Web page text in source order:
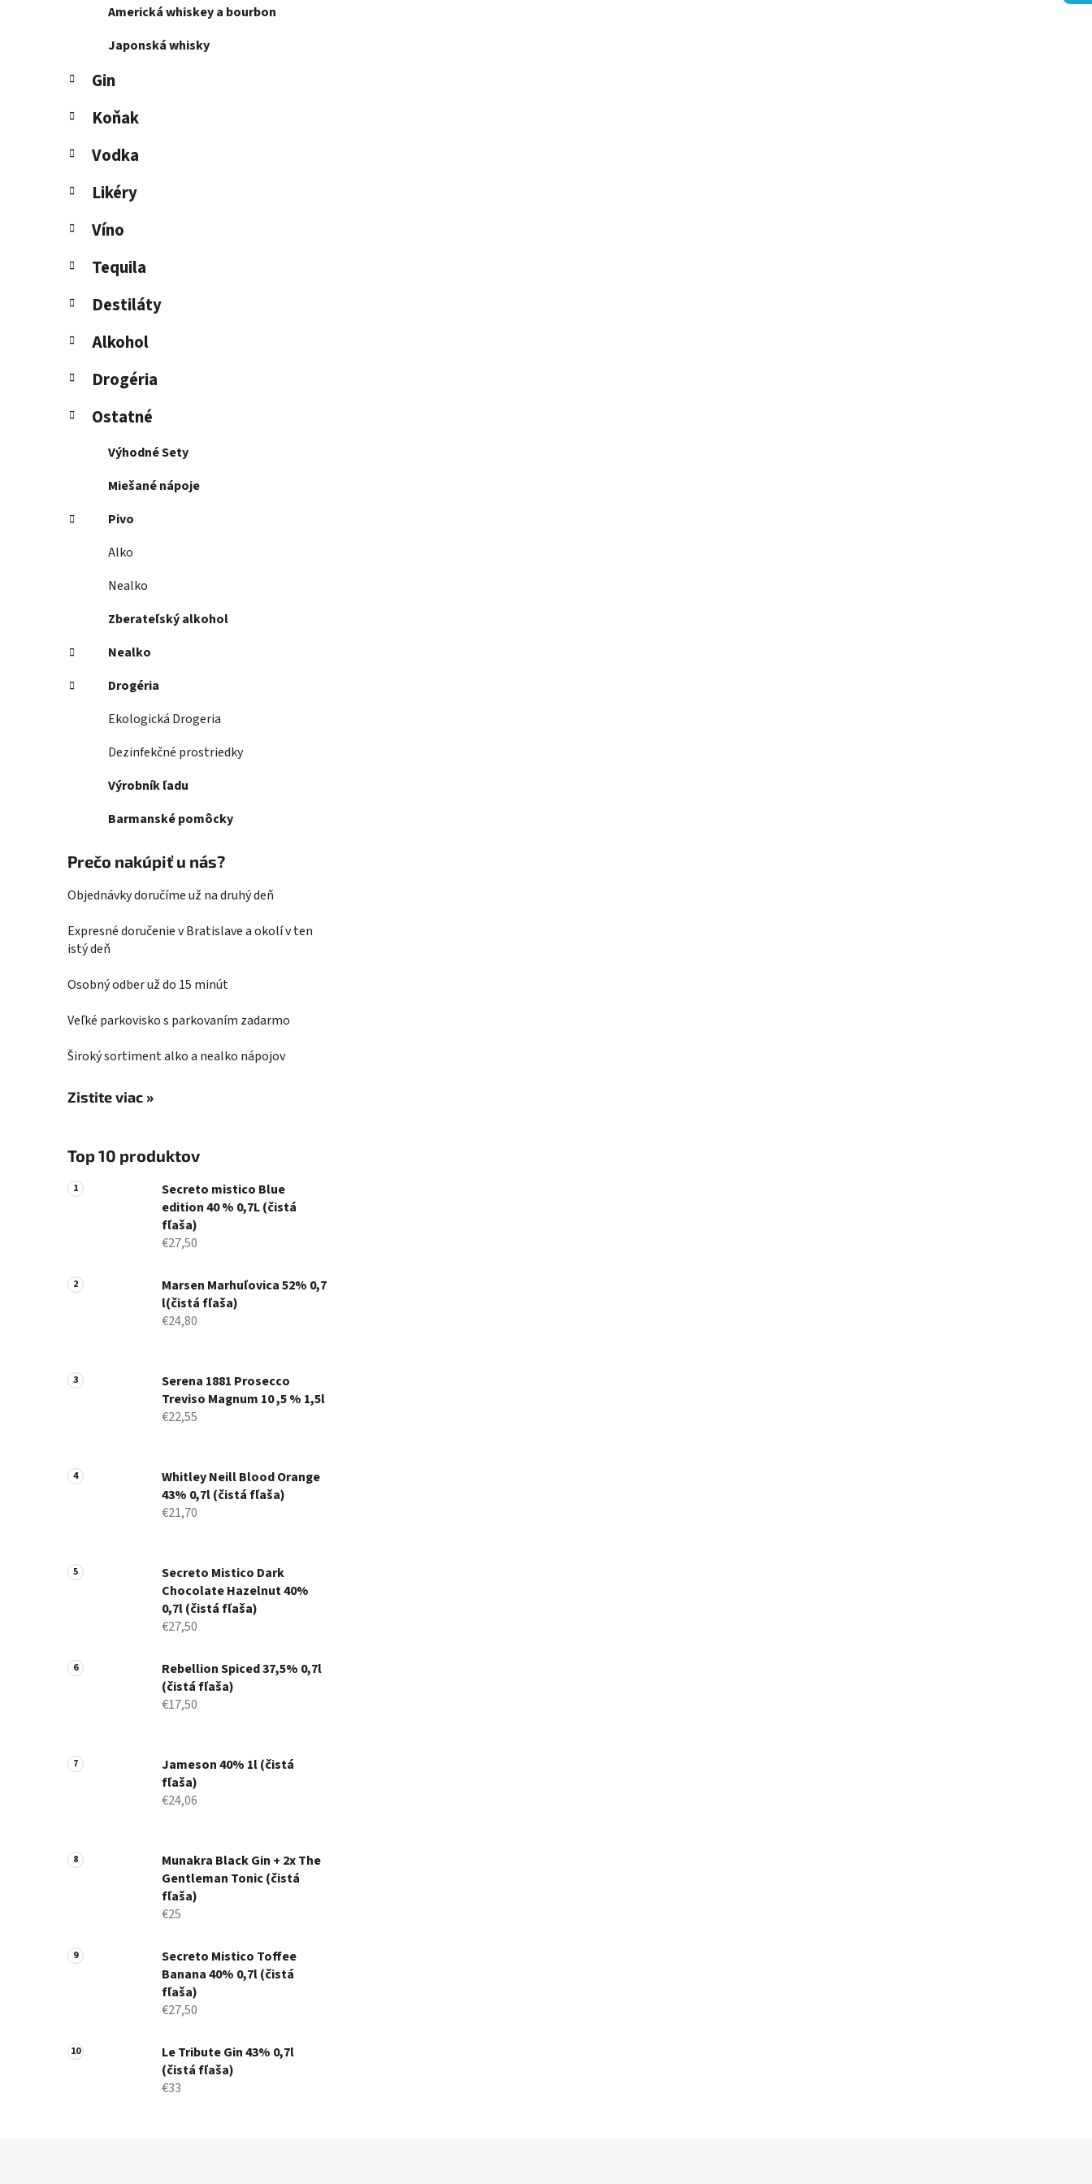
Americká whiskey a bourbon
Japonská whisky
Gin
Koňak
Vodka
Likéry
Víno
Tequila
Destiláty
Alkohol
Drogéria
Ostatné
Výhodné Sety
Miešané nápoje
Pivo
Alko
Nealko
Zberateľský alkohol
Nealko
Drogéria
Ekologická Drogeria
Dezinfekčné prostriedky
Výrobník ľadu
Barmanské pomôcky
Prečo nakúpiť u nás?
Objednávky doručíme už na druhý deň
Expresné doručenie v Bratislave a okolí v ten
istý deň
Osobný odber už do 15 minút
Veľké parkovisko s parkovaním zadarmo
Široký sortiment alko a nealko nápojov
Zistite viac »
Top 10 produktov
Secreto mistico Blue
edition 40 % 0,7L (čistá
fľaša)
€27,50
Marsen Marhuľovica 52% 0,7
l(čistá fľaša)
€24,80
Serena 1881 Prosecco
Treviso Magnum 10 ,5 % 1,5l
€22,55
Whitley Neill Blood Orange
43% 0,7l (čistá fľaša)
€21,70
Secreto Mistico Dark
Chocolate Hazelnut 40%
0,7l (čistá fľaša)
€27,50
Rebellion Spiced 37,5% 0,7l
(čistá fľaša)
€17,50
Jameson 40% 1l (čistá
fľaša)
€24,06
Munakra Black Gin + 2x The
Gentleman Tonic (čistá
fľaša)
€25
Secreto Mistico Toffee
Banana 40% 0,7l (čistá
fľaša)
€27,50
Le Tribute Gin 43% 0,7l
(čistá fľaša)
€33